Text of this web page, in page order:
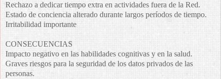
Rechazo a dedicar tiempo extra en actividades fuera de la Red.
Estado de conciencia alterado durante largos períodos de tiempo.
Irritabilidad importante
CONSECUENCIAS
Impacto negativo en las habilidades cognitivas y en la salud.
Graves riesgos para la seguridad de los datos privados de las
personas.